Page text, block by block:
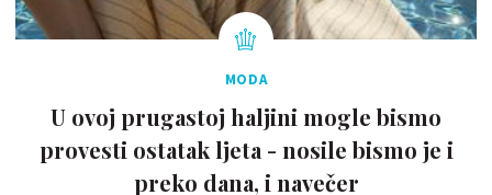
MODA
U ovoj prugastoj haljini mogle bismo
provesti ostatak ljeta - nosile bismo je i
preko dana, i navečer